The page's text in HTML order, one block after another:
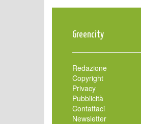
Greencity
Redazione
Copyright
Privacy
Pubblicità
Contattaci
Newsletter